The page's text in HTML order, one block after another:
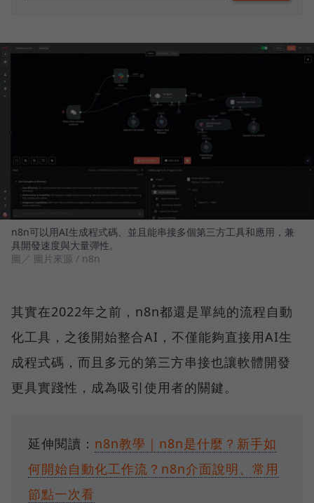
n8n可以用AI生成程式碼、並且能串接多個第三方工具和應用，兼
具開發速度與大量彈性。
圖／ 圖片來源 / n8n
其實在2022年之前，n8n都還是單純的流程自動
化工具，之後開始整合AI，不僅能夠直接用AI生
成程式碼，而且多元的第三方串接也讓軟體開發
更具實踐性，成為吸引使用者的關鍵。
延伸閱讀： n8n教學｜n8n是什麼？新手如
何開始自動化工作流？n8n介面說明、常用
節點一次看